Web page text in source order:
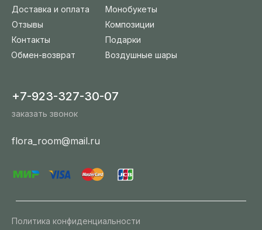
Композиции
Подарки
Монобукеты
+7-923-327-30-07
Политика конфиденциальности
flora_room@mail.ru
заказать звонок
Отзывы
Доставка и оплата
Контакты
Обмен-возврат
Воздушные шары